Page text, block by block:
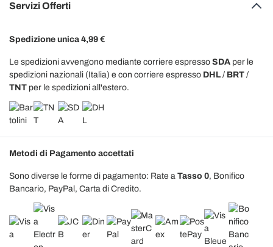
Servizi Offerti
Spedizione unica 4,99 €
Le spedizioni avvengono mediante corriere espresso SDA per le
spedizioni nazionali (Italia) e con corriere espresso DHL / BRT /
TNT per le spedizioni all'estero.
Metodi di Pagamento accettati
Sono diverse le forme di pagamento: Rate a Tasso 0, Bonifico
Bancario, PayPal, Carta di Credito.